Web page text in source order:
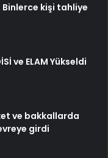
Binlerce kişi tahliye
ve ELAM Yükseldi
ve bakkallarda
girdi